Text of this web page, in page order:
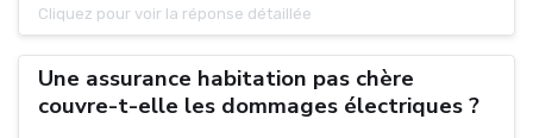
Cliquez pour voir la réponse détaillée
Une assurance habitation pas chère
couvre-t-elle les dommages électriques ?